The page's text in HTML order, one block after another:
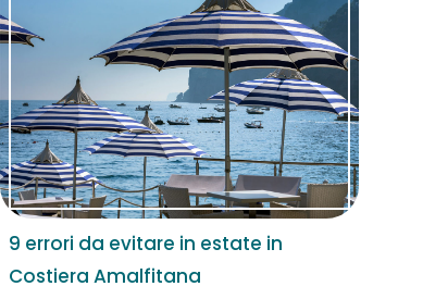
9 errori da evitare in estate in
Costiera Amalfitana